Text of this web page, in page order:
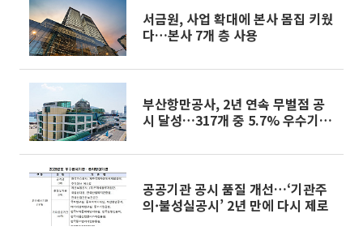
서금원, 사업 확대에 본사 몸집 키웠
다…본사 7개 층 사용
부산항만공사, 2년 연속 무벌점 공
시 달성…317개 중 5.7% 우수기관
공공기관 공시 품질 개선…‘기관주
의·불성실공시’ 2년 만에 다시 제로